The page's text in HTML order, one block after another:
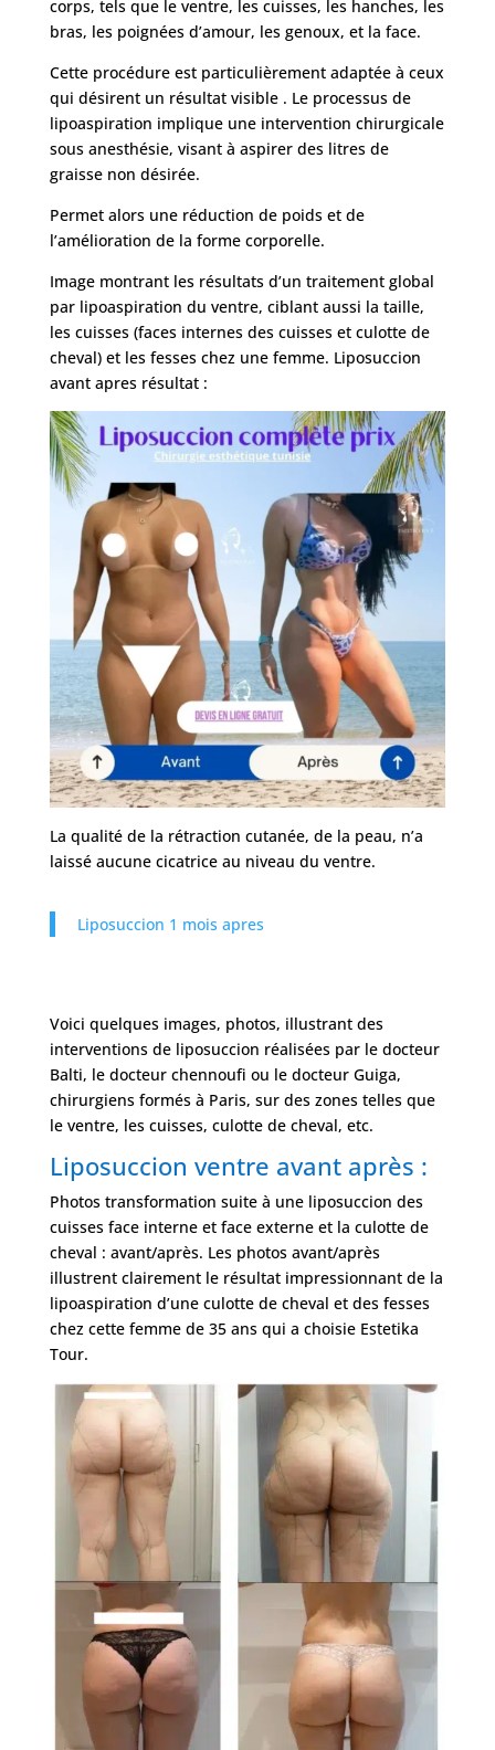
corps, tels que le ventre, les cuisses, les hanches, les
bras, les poignées d’amour, les genoux, et la face.
Cette procédure est particulièrement adaptée à ceux
qui désirent un résultat visible . Le processus de
lipoaspiration implique une intervention chirurgicale
sous anesthésie, visant à aspirer des litres de
graisse non désirée.
Permet alors une réduction de poids et de
l’amélioration de la forme corporelle.
Image montrant les résultats d’un traitement global
par lipoaspiration du ventre, ciblant aussi la taille,
les cuisses (faces internes des cuisses et culotte de
cheval) et les fesses chez une femme. Liposuccion
avant apres résultat :
La qualité de la rétraction cutanée, de la peau, n’a
laissé aucune cicatrice au niveau du ventre.
Liposuccion 1 mois apres
Voici quelques images, photos, illustrant des
interventions de liposuccion réalisées par le docteur
Balti, le docteur chennoufi ou le docteur Guiga,
chirurgiens formés à Paris, sur des zones telles que
le ventre, les cuisses, culotte de cheval, etc.
Liposuccion ventre avant après :
Photos transformation suite à une liposuccion des
cuisses face interne et face externe et la culotte de
cheval : avant/après. Les photos avant/après
illustrent clairement le résultat impressionnant de la
lipoaspiration d’une culotte de cheval et des fesses
chez cette femme de 35 ans qui a choisie Estetika
Tour.